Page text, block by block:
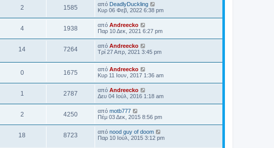
2 1585 από DeadlyDuckling
Κυρ 06 Φεβ, 2022 6:38 pm
4 1938 από Andreecko
Παρ 10 Δεκ, 2021 6:27 pm
14 7264 από Andreecko
Τρί 27 Απρ, 2021 3:45 pm
0 1675 από Andreecko
Κυρ 11 Ιουν, 2017 1:36 am
1 2787 από Andreecko
Δευ 04 Ιούλ, 2016 1:18 am
2 4250 από motb777
Πέμ 03 Δεκ, 2015 8:56 pm
18 8723 από nood guy of doom
Παρ 10 Ιούλ, 2015 3:12 pm